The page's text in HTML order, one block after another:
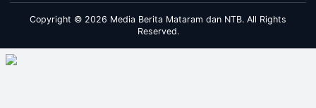
Copyright © 2026 Media Berita Mataram dan NTB. All Rights
Reserved.